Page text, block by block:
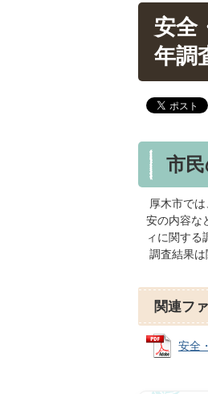
安全
年調
市
厚木市で
安の内容な
ィに関する
調査結果は
関連フ
安全